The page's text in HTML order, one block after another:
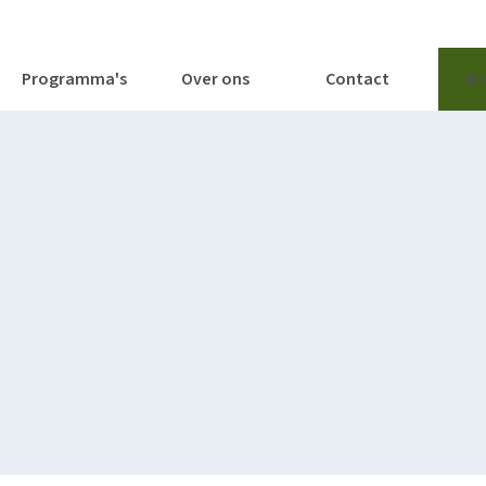
Programma's Over ons Contact Ik